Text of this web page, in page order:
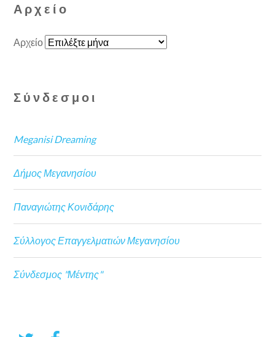
Αρχείο
Αρχείο
Σύνδεσμοι
Meganisi Dreaming
Δήμος Μεγανησίου
Παναγιώτης Κονιδάρης
Σύλλογος Επαγγελματιών Μεγανησίου
Σύνδεσμος "Μέντης"